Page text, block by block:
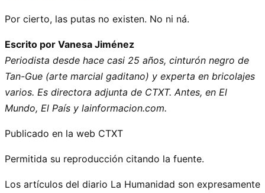
Por cierto, las putas no existen. No ni ná.
Escrito por Vanesa Jiménez
Periodista desde hace casi 25 años, cinturón negro de
Tan-Gue (arte marcial gaditano) y experta en bricolajes
varios. Es directora adjunta de CTXT. Antes, en El
Mundo, El País y lainformacion.com.
Publicado en la web CTXT
Permitida su reproducción citando la fuente.
Los artículos del diario La Humanidad son expresamente